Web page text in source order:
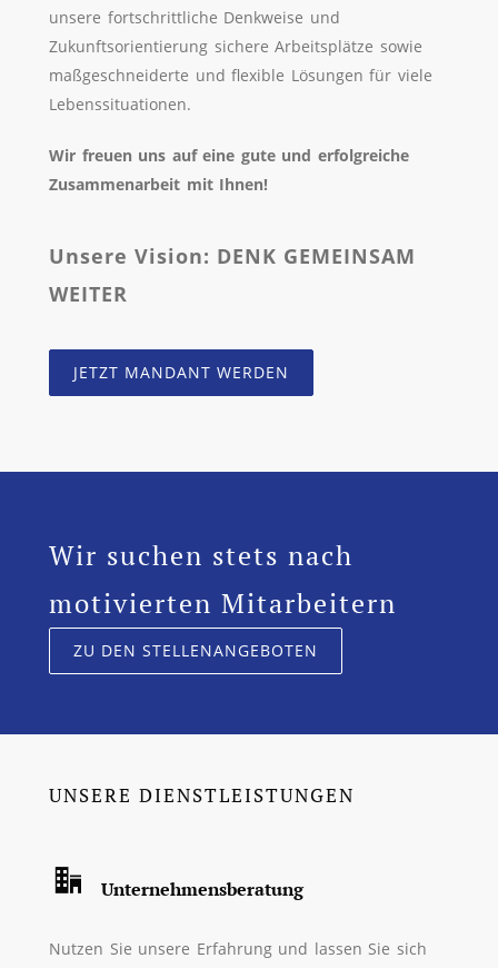
unsere fortschrittliche Denkweise und
Zukunftsorientierung sichere Arbeitsplätze sowie
maßgeschneiderte und flexible Lösungen für viele
Lebenssituationen.
Wir freuen uns auf eine gute und erfolgreiche
Zusammenarbeit mit Ihnen!
Unsere Vision: DENK GEMEINSAM
WEITER
JETZT MANDANT WERDEN
Wir suchen stets nach
motivierten Mitarbeitern
ZU DEN STELLENANGEBOTEN
UNSERE DIENSTLEISTUNGEN
Unternehmensberatung
Nutzen Sie unsere Erfahrung und lassen Sie sich